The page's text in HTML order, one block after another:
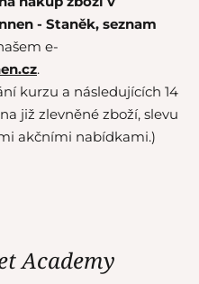
- Staněk, seznam
e-
.
kurzu a následujících 14
již zlevněné zboží, slevu
akčními nabídkami.)
Academy